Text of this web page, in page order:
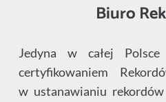
Biuro
Jedyna w całej
certyfikowaniem
w ustanawianiu